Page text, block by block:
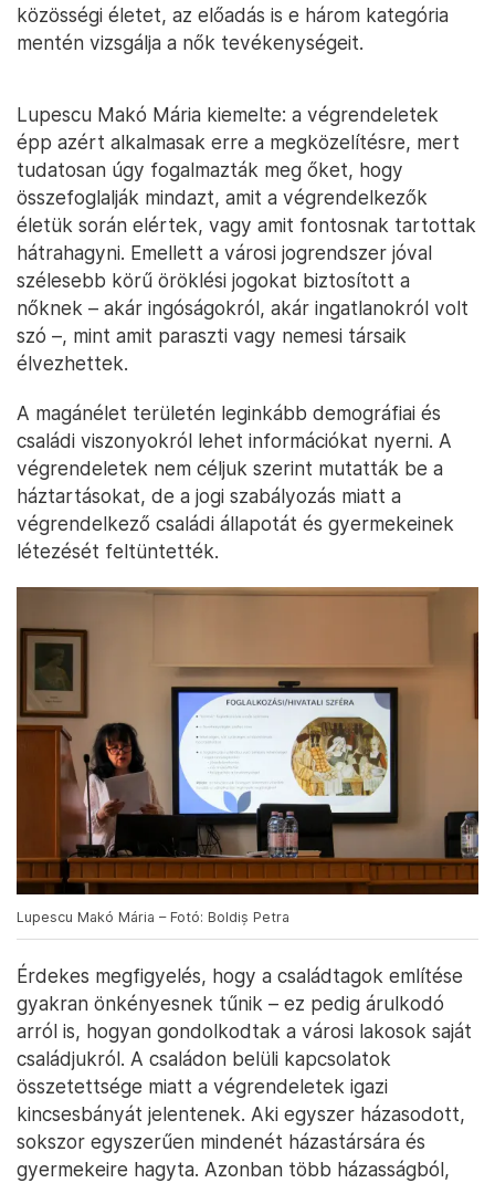
közösségi életet, az előadás is e három kategória
mentén vizsgálja a nők tevékenységeit.
Lupescu Makó Mária kiemelte: a végrendeletek
épp azért alkalmasak erre a megközelítésre, mert
tudatosan úgy fogalmazták meg őket, hogy
összefoglalják mindazt, amit a végrendelkezők
életük során elértek, vagy amit fontosnak tartottak
hátrahagyni. Emellett a városi jogrendszer jóval
szélesebb körű öröklési jogokat biztosított a
nőknek – akár ingóságokról, akár ingatlanokról volt
szó –, mint amit paraszti vagy nemesi társaik
élvezhettek.
A magánélet területén leginkább demográfiai és
családi viszonyokról lehet információkat nyerni. A
végrendeletek nem céljuk szerint mutatták be a
háztartásokat, de a jogi szabályozás miatt a
végrendelkező családi állapotát és gyermekeinek
létezését feltüntették.
Lupescu Makó Mária – Fotó: Boldiș Petra
Érdekes megfigyelés, hogy a családtagok említése
gyakran önkényesnek tűnik – ez pedig árulkodó
arról is, hogyan gondolkodtak a városi lakosok saját
családjukról. A családon belüli kapcsolatok
összetettsége miatt a végrendeletek igazi
kincsesbányát jelentenek. Aki egyszer házasodott,
sokszor egyszerűen mindenét házastársára és
gyermekeire hagyta. Azonban több házasságból,